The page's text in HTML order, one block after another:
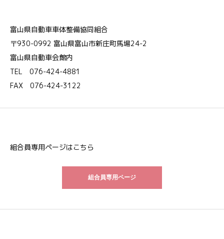
富山県自動車車体整備協同組合
〒930-0992 富山県富山市新庄町馬場24-2
富山県自動車会館内
TEL 076-424-4881
FAX 076-424-3122
組合員専用ページはこちら
組合員専用ページ